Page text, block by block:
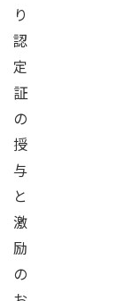
り
認
定
証
の
授
与
と
激
励
の